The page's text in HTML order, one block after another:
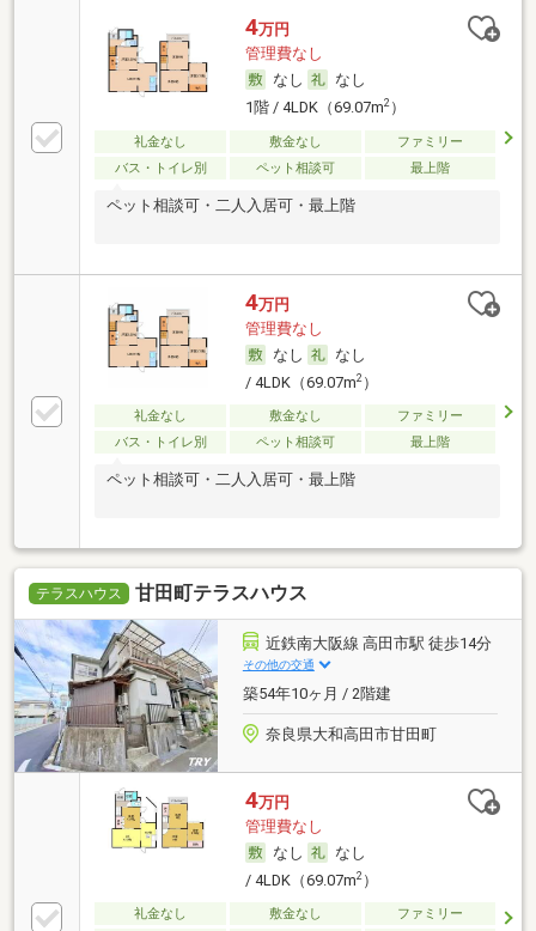
4万円
管理費なし
なし
なし
1階 / 4LDK（69.07m2）
礼金なし 敷金なし
ファミリー
バス・トイレ別
ペット相談可 最上階
ペット相談可・二人入居可・最上階
4万円
管理費なし
なし
なし
/ 4LDK（69.07m2）
礼金なし 敷金なし
ファミリー
バス・トイレ別
ペット相談可 最上階
ペット相談可・二人入居可・最上階
テラスハウス 甘田町テラスハウス
近鉄南大阪線 高田市駅 徒歩14分
その他の交通
築54年10ヶ月 / 2階建
奈良県大和高田市甘田町
4万円
管理費なし
なし
なし
/ 4LDK（69.07m2）
礼金なし 敷金なし ファミリー